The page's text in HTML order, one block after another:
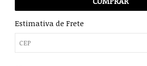
Estimativa de Frete